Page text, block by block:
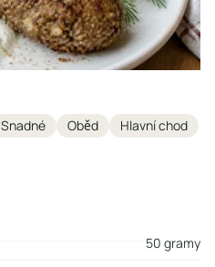
Snadné Oběd Hlavní chod
50 gramy